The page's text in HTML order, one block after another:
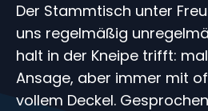
Der Stammtisch unter
uns regelmäßig
halt in der Kneipe trifft:
Ansage, aber immer mit
vollem Deckel.